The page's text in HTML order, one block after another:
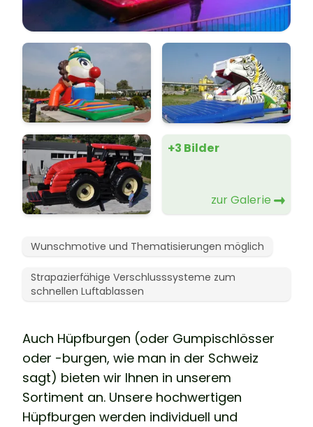
+3 Bilder
zur Galerie
Wunschmotive und Thematisierungen möglich
Strapazierfähige Verschlusssysteme zum
schnellen Luftablassen
Auch Hüpfburgen (oder Gumpischlösser
oder -burgen, wie man in der Schweiz
sagt) bieten wir Ihnen in unserem
Sortiment an. Unsere hochwertigen
Hüpfburgen werden individuell und